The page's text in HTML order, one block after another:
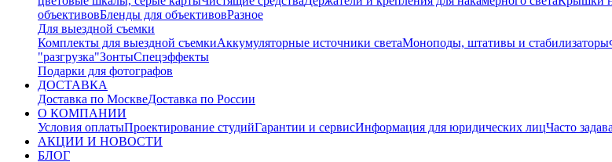
объективовБленды для объективовРазное
Для выездной съемки
Комплекты для выездной съемкиАккумуляторные источники светаМоноподы, штативы и стабилизаторы
"разгрузка"ЗонтыСпецэффекты
Подарки для фотографов
ДОСТАВКА
Доставка по МосквеДоставка по России
О КОМПАНИИ
Условия оплатыПроектирование студийГарантии и сервисИнформация для юридических лицЧасто
АКЦИИ И НОВОСТИ
БЛОГ